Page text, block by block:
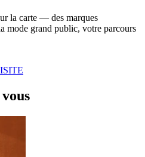
la carte — des marques
mode grand public, votre parcours